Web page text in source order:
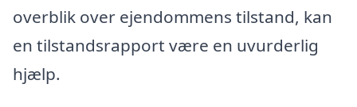
overblik over ejendommens tilstand, kan
en tilstandsrapport være en uvurderlig
hjælp.